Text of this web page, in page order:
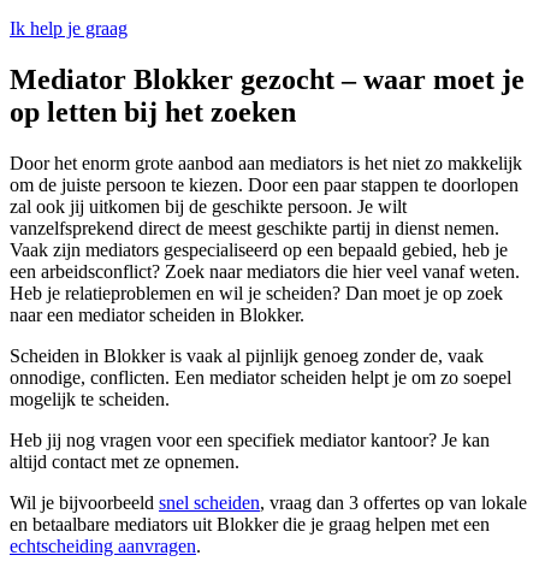
Ik help je graag
Mediator Blokker gezocht – waar moet je
op letten bij het zoeken
Door het enorm grote aanbod aan mediators is het niet zo makkelijk
om de juiste persoon te kiezen. Door een paar stappen te doorlopen
zal ook jij uitkomen bij de geschikte persoon. Je wilt
vanzelfsprekend direct de meest geschikte partij in dienst nemen.
Vaak zijn mediators gespecialiseerd op een bepaald gebied, heb je
een arbeidsconflict? Zoek naar mediators die hier veel vanaf weten.
Heb je relatieproblemen en wil je scheiden? Dan moet je op zoek
naar een mediator scheiden in Blokker.
Scheiden in Blokker is vaak al pijnlijk genoeg zonder de, vaak
onnodige, conflicten. Een mediator scheiden helpt je om zo soepel
mogelijk te scheiden.
Heb jij nog vragen voor een specifiek mediator kantoor? Je kan
altijd contact met ze opnemen.
Wil je bijvoorbeeld snel scheiden, vraag dan 3 offertes op van lokale
en betaalbare mediators uit Blokker die je graag helpen met een
echtscheiding aanvragen.